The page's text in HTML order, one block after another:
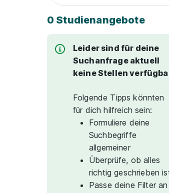
0 Studienangebote
Leider sind für deine
Suchanfrage aktuell
keine Stellen
Folgende Tipps könnten
für dich hilfreich sein:
Formuliere deine
Suchbegriffe
allgemeiner
Überprüfe, ob alles
richtig geschrieben
Passe deine Filter an